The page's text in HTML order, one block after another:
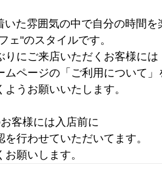
いた雰囲気の中で自分の時間を
ェ"のスタイルです。
りにご来店いただくお客様には
ムページの「ご利用について」
ようお願いいたします。
客様には入店前に
を行わせていただいてます。
願いします。